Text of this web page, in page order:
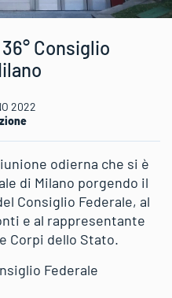
Consiglio
2022
odierna che si è
di Milano porgendo il
Consiglio Federale, al
e al rappresentante
Corpi dello Stato.
Federale